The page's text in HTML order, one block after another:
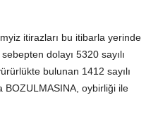
itirazları bu itibarla yerinde
dolayı 5320 sayılı
bulunan 1412 sayılı
BOZULMASINA, oybirliği ile